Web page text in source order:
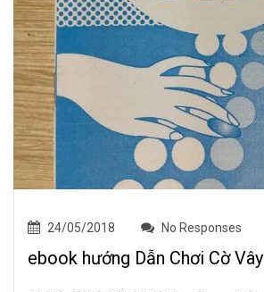
24/05/2018 No Responses
ebook hướng Dẫn Chơi Cờ Vây